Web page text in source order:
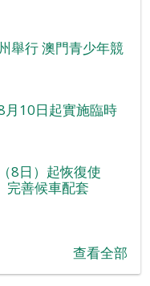
舉行 澳門青少年競
10日起實施臨時
8日）起恢復使
善候車配套
查看全部